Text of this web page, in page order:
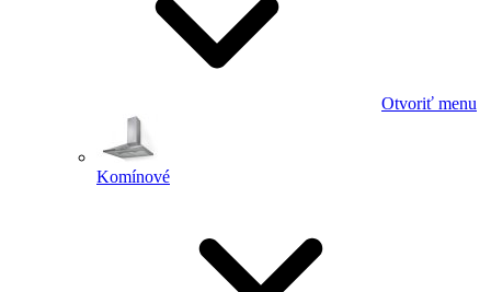
Otvoriť menu
Komínové